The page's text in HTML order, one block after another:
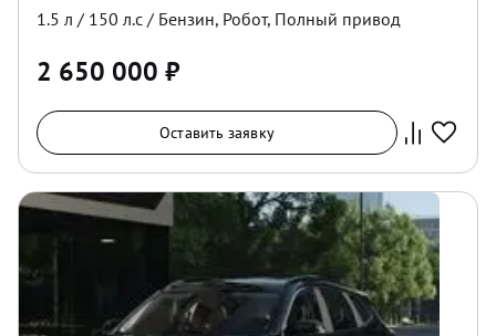
1.5 л / 150 л.с / Бензин, Робот, Полный привод
2 650 000 ₽
Оставить заявку